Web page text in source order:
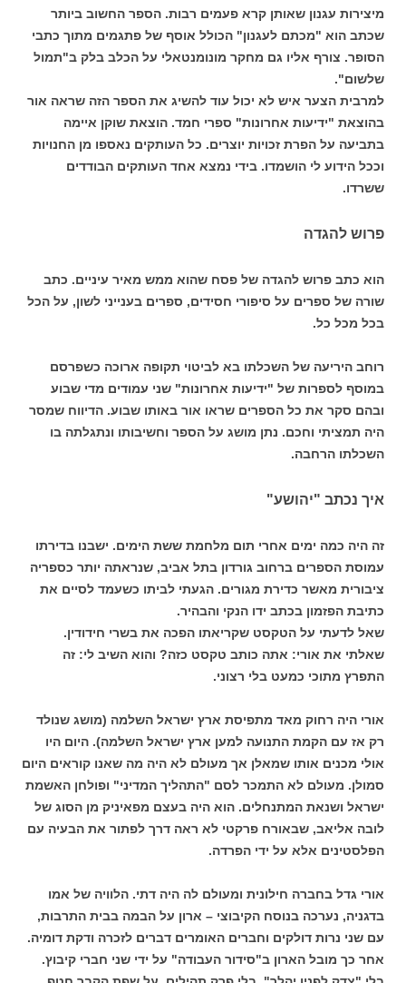
מיצירות עגנון שאותן קרא פעמים רבות. הספר החשוב ביותר
שכתב הוא "מכתם לעגנון" הכולל אוסף של פתגמים מתוך כתבי
הסופר. צורף אליו גם מחקר מונומנטאלי על הכלב בלק ב"תמול
שלשום".
למרבית הצער איש לא יכול עוד להשיג את הספר הזה שראה אור
בהוצאת "ידיעות אחרונות" ספרי חמד. הוצאת שוקן איימה
בתביעה על הפרת זכויות יוצרים. כל העותקים נאספו מן החנויות
וככל הידוע לי הושמדו. בידי נמצא אחד העותקים הבודדים
ששרדו.
פרוש להגדה
הוא כתב פרוש להגדה של פסח שהוא ממש מאיר עיניים. כתב
שורה של ספרים על סיפורי חסידים, ספרים בענייני לשון, על הכל
בכל מכל כל.
רוחב היריעה של השכלתו בא לביטוי תקופה ארוכה כשפרסם
במוסף לספרות של "ידיעות אחרונות" שני עמודים מדי שבוע
ובהם סקר את כל הספרים שראו אור באותו שבוע. הדיווח שמסר
היה תמציתי וחכם. נתן מושג על הספר וחשיבותו ונתגלתה בו
השכלתו הרחבה.
איך נכתב "יהושע"
זה היה כמה ימים אחרי תום מלחמת ששת הימים. ישבנו בדירתו
עמוסת הספרים ברחוב גורדון בתל אביב, שנראתה יותר כספריה
ציבורית מאשר כדירת מגורים. הגעתי לביתו כשעמד לסיים את
כתיבת הפזמון בכתב ידו הנקי והבהיר.
שאל לדעתי על הטקסט שקריאתו הפכה את בשרי חידודין.
שאלתי את אורי: אתה כותב טקסט כזה? והוא השיב לי: זה
התפרץ מתוכי כמעט בלי רצוני.
אורי היה רחוק מאד מתפיסת ארץ ישראל השלמה (מושג שנולד
רק אז עם הקמת התנועה למען ארץ ישראל השלמה). היום היו
אולי מכנים אותו שמאלן אך מעולם לא היה מה שאנו קוראים היום
סמולן. מעולם לא התמכר לסם "התהליך המדיני" ופולחן האשמת
ישראל ושנאת המתנחלים. הוא היה בעצם מפאיניק מן הסוג של
לובה אליאב, שבאורח פרקטי לא ראה דרך לפתור את הבעיה עם
הפלסטינים אלא על ידי הפרדה.
אורי גדל בחברה חילונית ומעולם לה היה דתי. הלוויה של אמו
בדגניה, נערכה בנוסח הקיבוצי – ארון על הבמה בבית התרבות,
עם שני נרות דולקים וחברים האומרים דברים לזכרה ודקת דומיה.
אחר כך מובל הארון ב"סידור העבודה" על ידי שני חברי קיבוץ.